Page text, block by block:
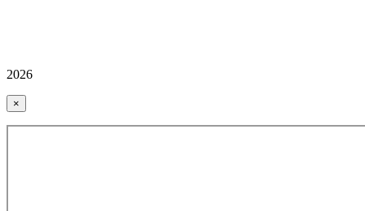
2026
×